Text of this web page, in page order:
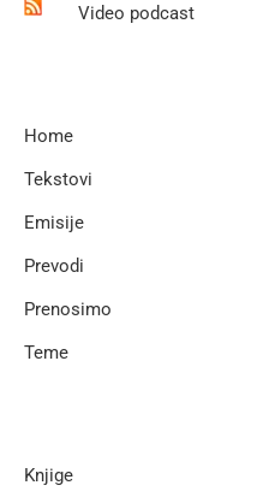
Video podcast
Home
Tekstovi
Emisije
Prevodi
Prenosimo
Teme
Knjige